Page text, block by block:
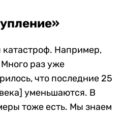
катастроф. Например,
раз уже
что последние 25
уменьшаются. В
тоже есть. Мы знаем